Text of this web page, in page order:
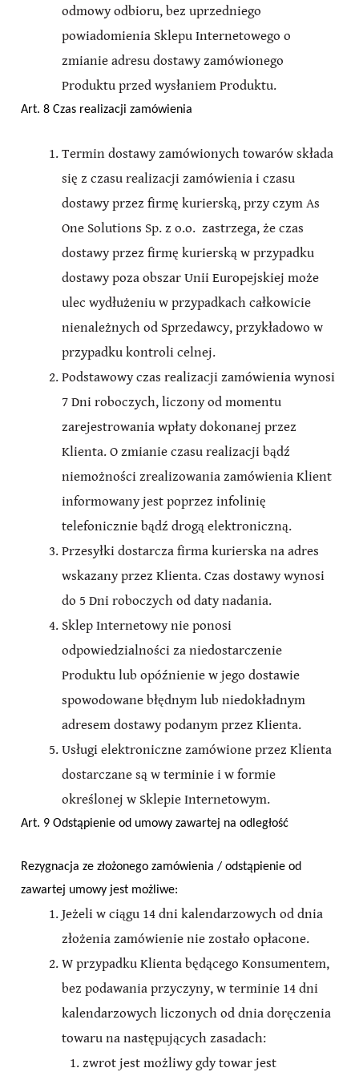
odmowy odbioru, bez uprzedniego
powiadomienia Sklepu Internetowego o
zmianie adresu dostawy zamówionego
Produktu przed wysłaniem Produktu.
Art. 8 Czas realizacji zamówienia
Termin dostawy zamówionych towarów składa
się z czasu realizacji zamówienia i czasu
dostawy przez firmę kurierską, przy czym As
One Solutions Sp. z o.o. zastrzega, że czas
dostawy przez firmę kurierską w przypadku
dostawy poza obszar Unii Europejskiej może
ulec wydłużeniu w przypadkach całkowicie
nienależnych od Sprzedawcy, przykładowo w
przypadku kontroli celnej.
Podstawowy czas realizacji zamówienia wynosi
7 Dni roboczych, liczony od momentu
zarejestrowania wpłaty dokonanej przez
Klienta. O zmianie czasu realizacji bądź
niemożności zrealizowania zamówienia Klient
informowany jest poprzez infolinię
telefonicznie bądź drogą elektroniczną.
Przesyłki dostarcza firma kurierska na adres
wskazany przez Klienta. Czas dostawy wynosi
do 5 Dni roboczych od daty nadania.
Sklep Internetowy nie ponosi
odpowiedzialności za niedostarczenie
Produktu lub opóźnienie w jego dostawie
spowodowane błędnym lub niedokładnym
adresem dostawy podanym przez Klienta.
Usługi elektroniczne zamówione przez Klienta
dostarczane są w terminie i w formie
określonej w Sklepie Internetowym.
Art. 9 Odstąpienie od umowy zawartej na odległość
Rezygnacja ze złożonego zamówienia / odstąpienie od
zawartej umowy jest możliwe:
Jeżeli w ciągu 14 dni kalendarzowych od dnia
złożenia zamówienie nie zostało opłacone.
W przypadku Klienta będącego Konsumentem,
bez podawania przyczyny, w terminie 14 dni
kalendarzowych liczonych od dnia doręczenia
towaru na następujących zasadach:
zwrot jest możliwy gdy towar jest